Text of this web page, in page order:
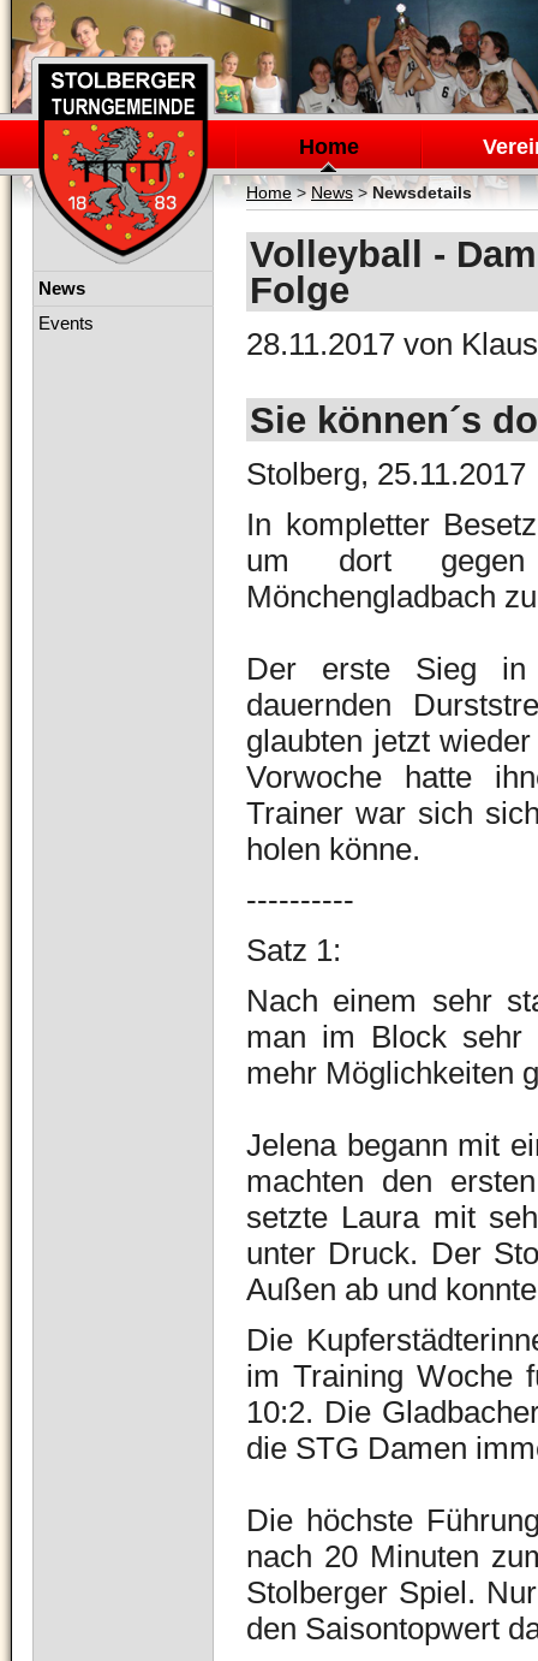
Navigation
überspringen
Home
Home> News>Newsdetails
Volleyball -
Folge
28.11.2017 von
Sie können´s
Stolberg, 25.11.2017
In kompletter
um dort gegen
Mönchengladbach
Der erste Sieg in
dauernden
glaubten jetzt
Vorwoche hatte
Trainer war sich
holen könne.
----------
Satz 1:
Nach einem sehr
man im Block sehr
mehr Möglichkeiten
Jelena begann mit
machten den
setzte Laura mit
unter Druck. Der
Außen ab und
Die
im Training Woche
10:2. Die
die STG Damen
Die höchste
nach 20 Minuten
Stolberger Spiel.
den Saisontopwert
Navigation
News
Events